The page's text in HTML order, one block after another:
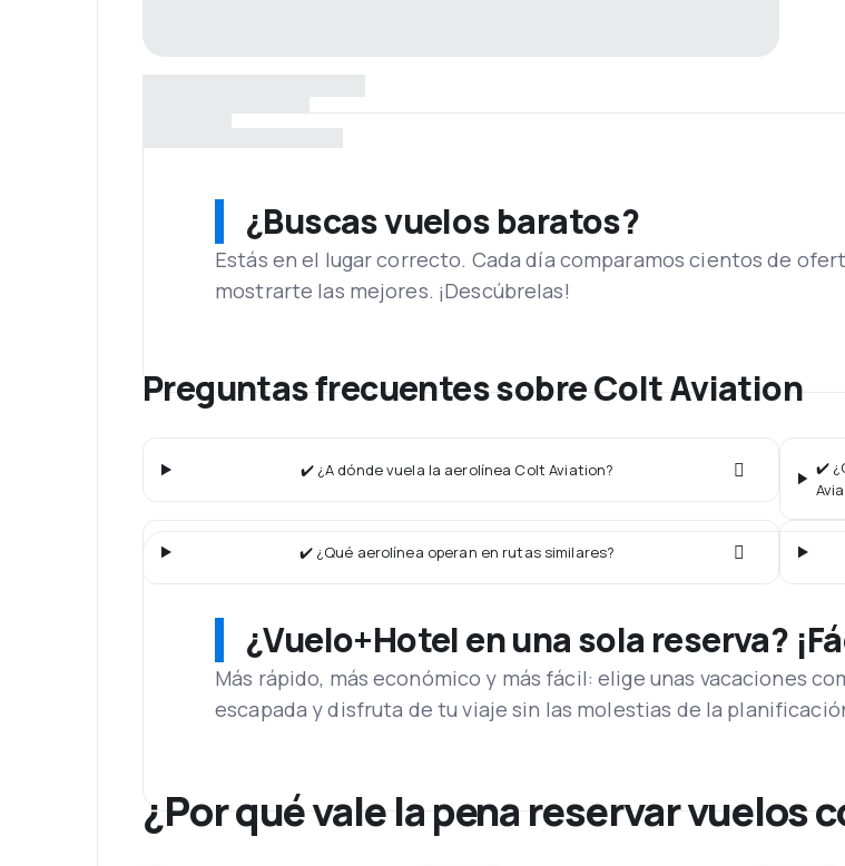
¿Buscas vuelos baratos?
Estás en el lugar correcto. Cada día comparamos cientos de
mostrarte las mejores. ¡Descúbrelas!
Preguntas frecuentes sobre Colt Aviation
✔️ ¿A dónde vuela la aerolínea Colt Aviation?
✔️
✔️ ¿Qué aerolínea operan en rutas similares?
¿Vuelo+Hotel en una sola reserva?
Más rápido, más económico y más fácil: elige unas vacaciones
escapada y disfruta de tu viaje sin las molestias de la
¿Por qué vale la pena reservar vuelos